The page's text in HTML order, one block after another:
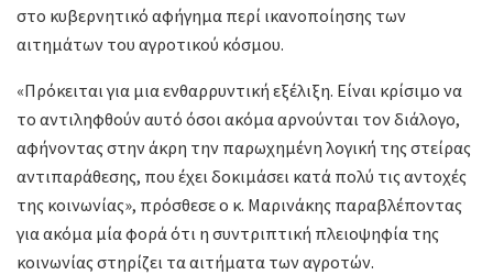
στο κυβερνητικό αφήγημα περί ικανοποίησης των
αιτημάτων του αγροτικού κόσμου.
«Πρόκειται για μια ενθαρρυντική εξέλιξη. Είναι κρίσιμο να
το αντιληφθούν αυτό όσοι ακόμα αρνούνται τον διάλογο,
αφήνοντας στην άκρη την παρωχημένη λογική της στείρας
αντιπαράθεσης, που έχει δοκιμάσει κατά πολύ τις αντοχές
της κοινωνίας», πρόσθεσε ο κ. Μαρινάκης παραβλέποντας
για ακόμα μία φορά ότι η συντριπτική πλειοψηφία της
κοινωνίας στηρίζει τα αιτήματα των αγροτών.